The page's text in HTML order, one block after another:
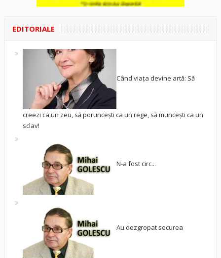
EDITORIALE
Când viața devine artă: Să
creezi ca un zeu, să poruncești ca un rege, să muncești ca un
sclav!
N-a fost circ...
Au dezgropat securea